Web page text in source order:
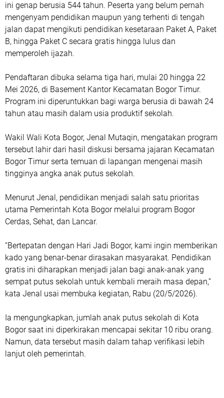
ini genap berusia 544 tahun. Peserta yang belum pernah
mengenyam pendidikan maupun yang terhenti di tengah
jalan dapat mengikuti pendidikan kesetaraan Paket A, Paket
B, hingga Paket C secara gratis hingga lulus dan
memperoleh ijazah.
Pendaftaran dibuka selama tiga hari, mulai 20 hingga 22
Mei 2026, di Basement Kantor Kecamatan Bogor Timur.
Program ini diperuntukkan bagi warga berusia di bawah 24
tahun atau masih dalam usia produktif sekolah.
Wakil Wali Kota Bogor, Jenal Mutaqin, mengatakan program
tersebut lahir dari hasil diskusi bersama jajaran Kecamatan
Bogor Timur serta temuan di lapangan mengenai masih
tingginya angka anak putus sekolah.
Menurut Jenal, pendidikan menjadi salah satu prioritas
utama Pemerintah Kota Bogor melalui program Bogor
Cerdas, Sehat, dan Lancar.
“Bertepatan dengan Hari Jadi Bogor, kami ingin memberikan
kado yang benar-benar dirasakan masyarakat. Pendidikan
gratis ini diharapkan menjadi jalan bagi anak-anak yang
sempat putus sekolah untuk kembali meraih masa depan,”
kata Jenal usai membuka kegiatan, Rabu (20/5/2026).
Ia mengungkapkan, jumlah anak putus sekolah di Kota
Bogor saat ini diperkirakan mencapai sekitar 10 ribu orang.
Namun, data tersebut masih dalam tahap verifikasi lebih
lanjut oleh pemerintah.